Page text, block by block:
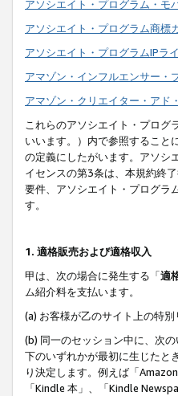
アソシエイト・プログラム・モ
アソシエイト・プログラム商標
アソシエイト・プログラムIPラ
アマゾン・インフルエンサー・
アマゾン・クリエイター・アド
これらのアソシエイト・プログ
いいます。）内で参照すること
の定義にしたがいます。アソシ
イセンスの第3条は、本規約終
要件、アソシエイト・プログラ
す。
1. 適格販売および適格収入
甲は、次の場合に発生する「適
ム紹介料を支払います。
(a) お客様が乙のサイト上の特
(b) 同一のセッション中に、次
下のいずれかが最初に生じたと
り決定します。例えば「
「Kindle 本」、「Kindle